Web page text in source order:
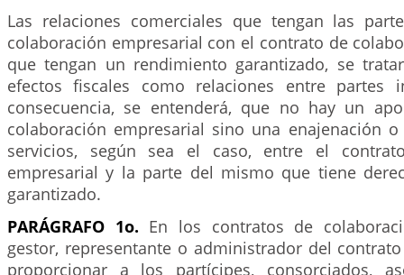
Las relaciones comerciales que tengan las
colaboración empresarial con el contrato de
que tengan un rendimiento garantizado, se
efectos fiscales como relaciones entre partes
consecuencia, se entenderá, que no hay un
colaboración empresarial sino una enajenación
servicios, según sea el caso, entre el
empresarial y la parte del mismo que tiene
garantizado.
PARÁGRAFO 1o. En los contratos de
gestor, representante o administrador del
proporcionar a los partícipes, consorciados,